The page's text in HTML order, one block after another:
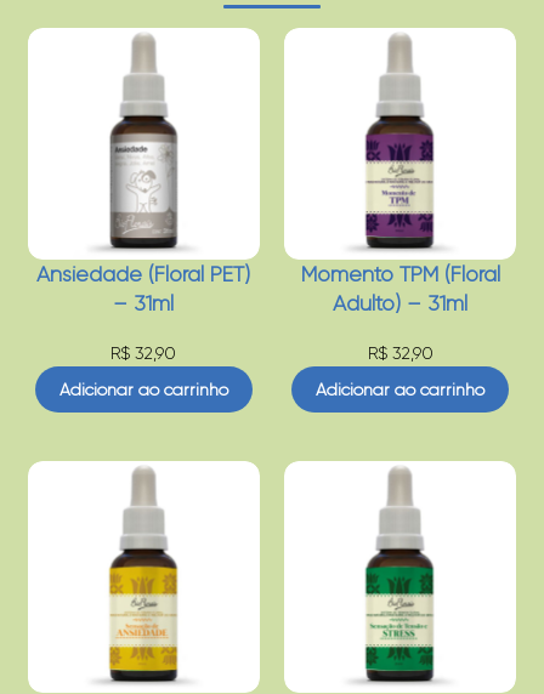
Ansiedade (Floral PET)
– 31ml
R$ 32,90
Adicionar ao carrinho
Momento TPM (Floral
Adulto) – 31ml
R$32,90
Adicionar ao carrinho